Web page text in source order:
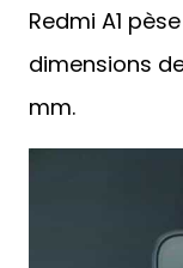
Redmi A1
dimensions
mm.